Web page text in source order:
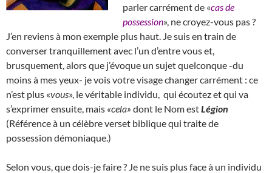
parler carrément de «cas de
possession», ne croyez-vous pas ?
J’en reviens à mon exemple plus haut. Je suis en train de
converser tranquillement avec l’un d’entre vous et,
brusquement, alors que j’évoque un sujet quelconque -du
moins à mes yeux- je vois votre visage changer carrément : ce
n’est plus «vous», le véritable individu, qui écoutez et qui va
s’exprimer ensuite, mais «cela» dont le Nom estLégion
(Référence à un célèbre verset biblique qui traite de
possession démoniaque.)
Selon vous, que dois-je faire ? Je ne suis plus face à un individu